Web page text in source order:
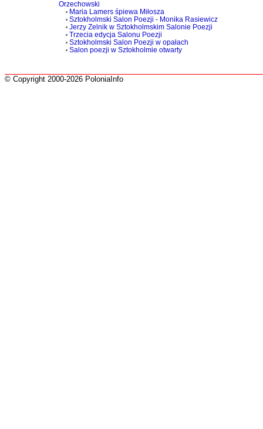
Orzechowski
Maria Lamers śpiewa Miłosza
Sztokholmski Salon Poezji - Monika Rasiewicz
Jerzy Zelnik w Sztokholmskim Salonie Poezji
Trzecia edycja Salonu Poezji
Sztokholmski Salon Poezji w opałach
Salon poezji w Sztokholmie otwarty
© Copyright 2000-2026 PoloniaInfo